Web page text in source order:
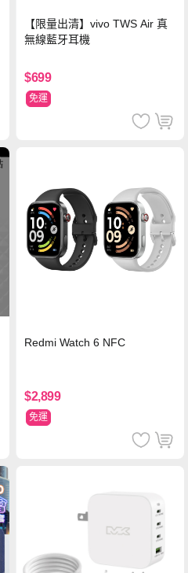
【限量出清】vivo TWS Air 真
無線藍牙耳機
$699
免運
Redmi Watch 6 NFC
$2,899
免運